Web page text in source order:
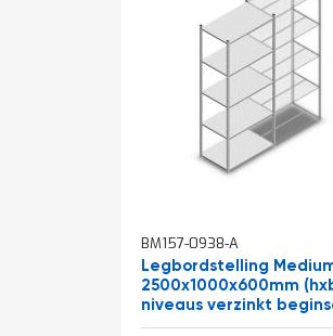
BM157-0938-A
Legbordstelling
2500x1000x600mm
niveaus verzinkt